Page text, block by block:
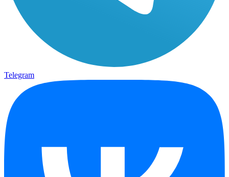
Telegram